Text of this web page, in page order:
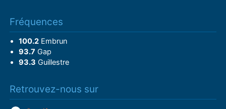
Fréquences
100.2Embrun
93.7 Gap
93.3 Guillestre
Retrouvez-nous sur